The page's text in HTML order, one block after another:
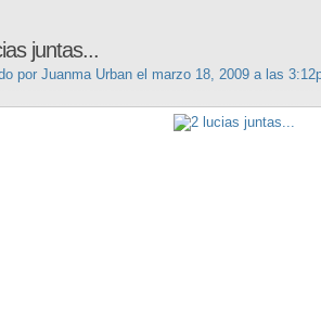
juntas...
por Juanma Urban el marzo 18, 2009 a las